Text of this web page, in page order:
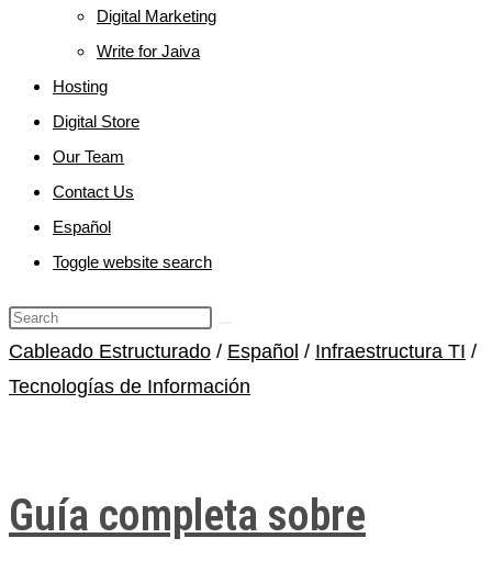
Digital Marketing
Write for Jaiva
Hosting
Digital Store
Our Team
Contact Us
Español
Toggle website search
Cableado Estructurado / Español / Infraestructura TI /
Tecnologías de Información
Guía completa sobre